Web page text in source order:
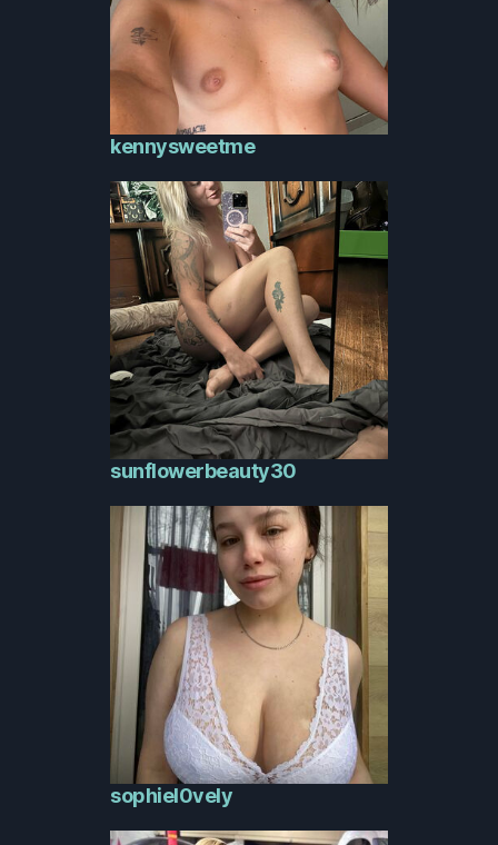
kennysweetme
sunflowerbeauty30
sophiel0vely